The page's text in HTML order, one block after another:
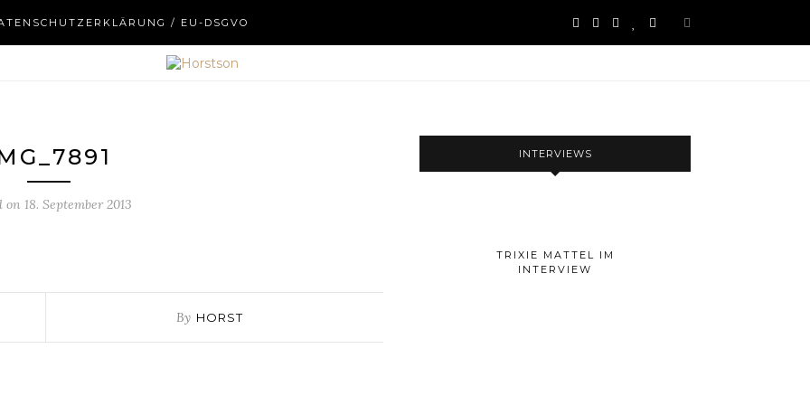
/ EU-DSGVO
on 18. September 2013
By HORST
INTERVIEWS
TRIXIE MATTEL IM
INTERVIEW